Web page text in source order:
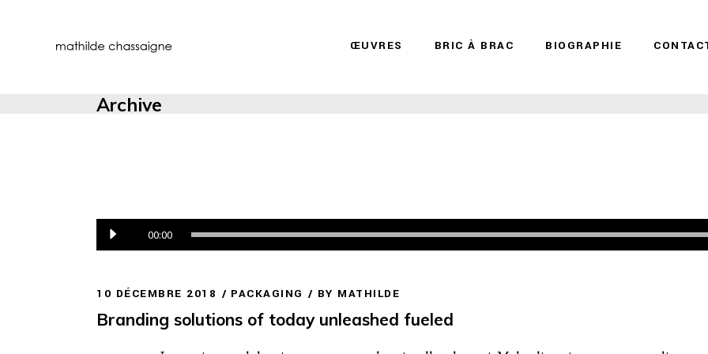
ŒUVRES BRIC À BRAC BIOGRAPHIE
Archive
Lecteur
audio
00:00
10 DÉCEMBRE 2018 PACKAGING BY MATHILDE
Branding solutions of today unleashed fueled